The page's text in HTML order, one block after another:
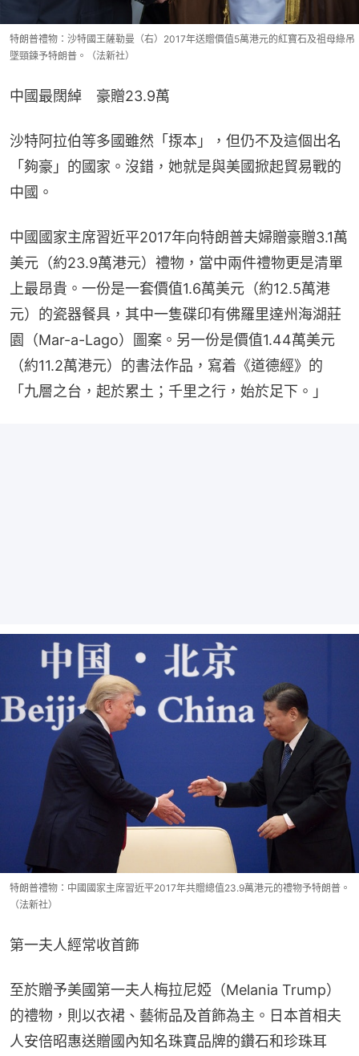
特朗普禮物：沙特國王薩勒曼（右）2017年送贈價值5萬港元的紅寶石及祖母綠吊
墜頸鍊予特朗普。（法新社）
中國最闊綽　豪贈23.9萬
沙特阿拉伯等多國雖然「揼本」，但仍不及這個出名
「夠豪」的國家。沒錯，她就是與美國掀起貿易戰的
中國。
中國國家主席習近平2017年向特朗普夫婦贈豪贈3.1萬
美元（約23.9萬港元）禮物，當中兩件禮物更是清單
上最昂貴。一份是一套價值1.6萬美元（約12.5萬港
元）的瓷器餐具，其中一隻碟印有佛羅里達州海湖莊
園（Mar-a-Lago）圖案。另一份是價值1.44萬美元
（約11.2萬港元）的書法作品，寫着《道德經》的
「九層之台，起於累土；千里之行，始於足下。」
特朗普禮物：中國國家主席習近平2017年共贈總值23.9萬港元的禮物予特朗普。
（法新社）
第一夫人經常收首飾
至於贈予美國第一夫人梅拉尼婭（Melania Trump）
的禮物，則以衣裙、藝術品及首飾為主。日本首相夫
人安倍昭惠送贈國內知名珠寶品牌的鑽石和珍珠耳